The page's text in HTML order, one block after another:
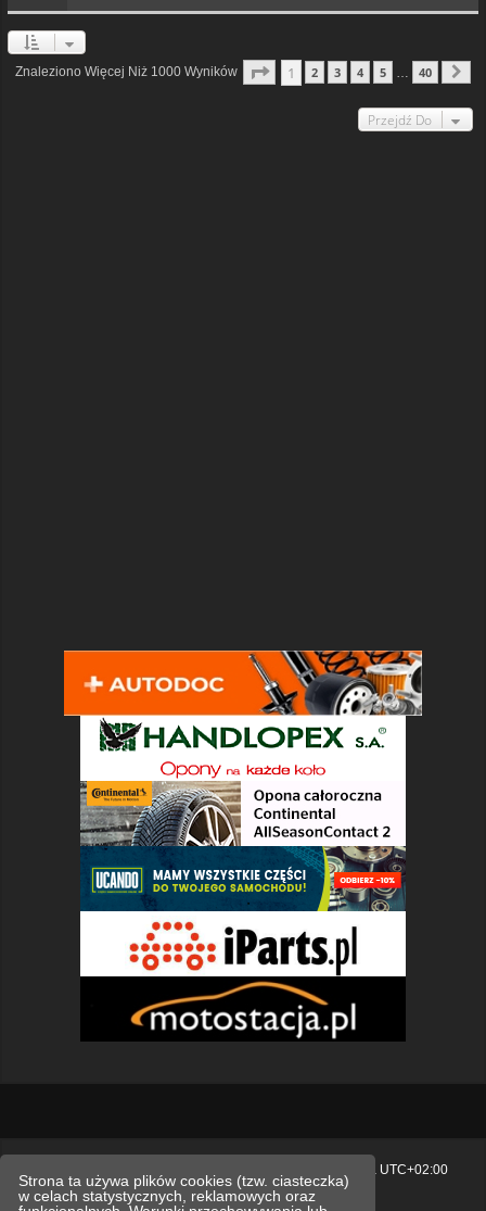
Strona ta używa plików cookies (tzw. ciasteczka)
w celach statystycznych, reklamowych oraz
Znaleziono Więcej Niż 1000 Wyników Strona1 40
1 2 3 4 5 40
Przejdź Do
UTC+02:00
Polityka prywatności.